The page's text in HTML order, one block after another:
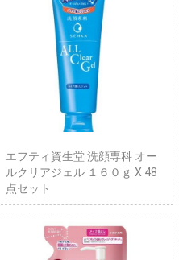
エフティ資生堂 洗顔専科 オー
ルクリアジェル １６０ｇ X 48
点セット